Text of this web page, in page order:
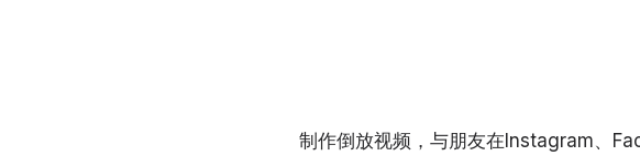
制作倒放视频，与朋友在Instagram、